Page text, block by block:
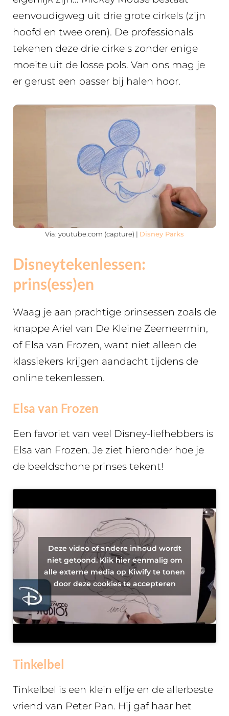
eenvoudigweg uit drie grote cirkels (zijn
hoofd en twee oren). De professionals
tekenen deze drie cirkels zonder enige
moeite uit de losse pols. Van ons mag je
er gerust een passer bij halen hoor.
Via: youtube.com (capture) | Disney Parks
Disneytekenlessen:
prins(ess)en
Waag je aan prachtige prinsessen zoals de
knappe Ariel van De Kleine Zeemeermin,
of Elsa van Frozen, want niet alleen de
klassiekers krijgen aandacht tijdens de
online tekenlessen.
Elsa van Frozen
Een favoriet van veel Disney-liefhebbers is
Elsa van Frozen. Je ziet hieronder hoe je
de beeldschone prinses tekent!
Deze video of andere inhoud wordt
niet getoond. Klik hier eenmalig om
alle externe media op Kiwify te tonen
door deze cookies te accepteren
Tinkelbel
Tinkelbel is een klein elfje en de allerbeste
vriend van Peter Pan. Hij gaf haar het